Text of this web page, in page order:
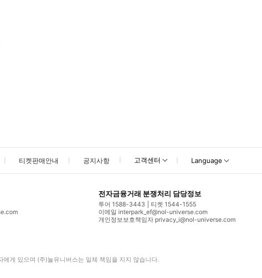
티켓판매안내 공지사항 고객센터 Language
전자금융거래 분쟁처리 담당정보
투어 1588-3443
티켓 1544-1555
이메일 interpark_ef@nol-universe.com
개인정보보호책임자 privacy_i@nol-universe.com
에게 있으며 (주)놀유니버스는 일체 책임을 지지 않습니다.